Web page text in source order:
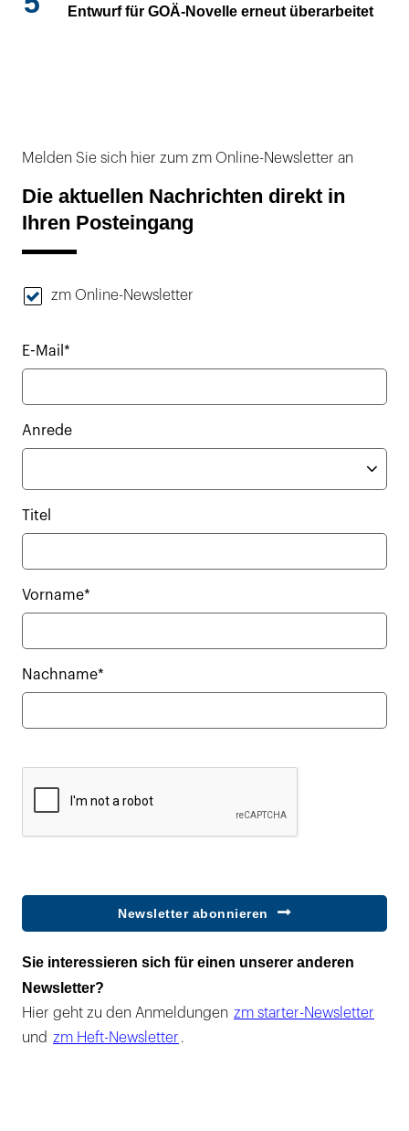
Entwurf für GOÄ-Novelle erneut überarbeitet
Melden Sie sich hier zum zm Online-Newsletter an
Die aktuellen Nachrichten direkt in
Ihren Posteingang
zm Online-Newsletter
E-Mail*
Anrede
Titel
Vorname*
Nachname*
Newsletter abonnieren
Sie interessieren sich für einen unserer anderen
Newsletter?
Hier geht zu den Anmeldungen zm starter-Newsletter
und zm Heft-Newsletter .